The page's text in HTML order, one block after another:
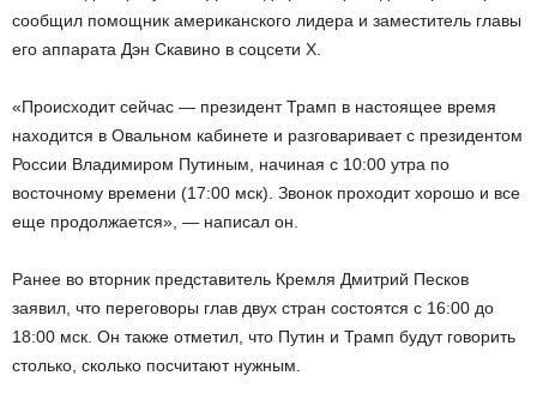
сообщил помощник американского лидера и заместитель главы
его аппарата Дэн Скавино в соцсети Х.
«Происходит сейчас — президент Трамп в настоящее время
находится в Овальном кабинете и разговаривает с президентом
России Владимиром Путиным, начиная с 10:00 утра по
восточному времени (17:00 мск). Звонок проходит хорошо и все
еще продолжается», — написал он.
Ранее во вторник представитель Кремля Дмитрий Песков
заявил, что переговоры глав двух стран состоятся с 16:00 до
18:00 мск. Он также отметил, что Путин и Трамп будут говорить
столько, сколько посчитают нужным.